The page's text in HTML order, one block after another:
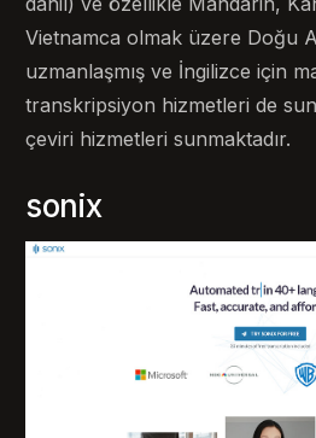
Vietnamca olmak üzere Doğu
uzmanlaşmış ve İngilizce için
transkripsiyon hizmetleri de
çeviri hizmetleri sunmaktadır.
sonix